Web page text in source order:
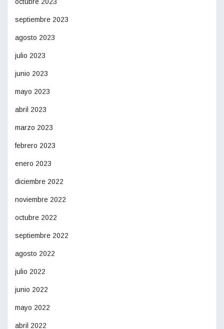
septiembre 2023
agosto 2023
julio 2023
junio 2023
mayo 2023
abril 2023
marzo 2023
febrero 2023
enero 2023
diciembre 2022
noviembre 2022
octubre 2022
septiembre 2022
agosto 2022
julio 2022
junio 2022
mayo 2022
abril 2022